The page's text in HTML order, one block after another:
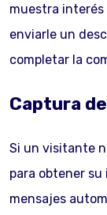
muestra interés
enviarle un
completar la
Captura
Si un visitante
para obtener
mensajes